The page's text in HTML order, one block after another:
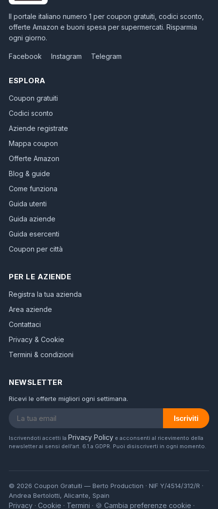
Il portale italiano numero 1 per coupon gratuiti, codici sconto,
offerte Amazon e buoni spesa per supermercati. Risparmia
ogni giorno.
Facebook Instagram Telegram
ESPLORA
Coupon gratuiti
Codici sconto
Aziende registrate
Mappa coupon
Offerte Amazon
Blog & guide
Come funziona
Guida utenti
Guida aziende
Guida esercenti
Coupon per città
PER LE AZIENDE
Registra la tua azienda
Area aziende
Contattaci
Privacy & Cookie
Termini & condizioni
NEWSLETTER
Ricevi le offerte migliori ogni settimana.
Iscriviti
Iscrivendoti accetti la Privacy Policy e acconsenti al ricevimento della
newsletter ai sensi dell'art. 6.1.a GDPR. Puoi disiscriverti in ogni momento.
© 2026 Coupon Gratuiti — Berto Production · NIF Y/4514/312/R ·
Andrea Bertolotti, Alicante, Spain
Privacy · Cookie · Termini · 🍪 Cambia preferenze cookie ·